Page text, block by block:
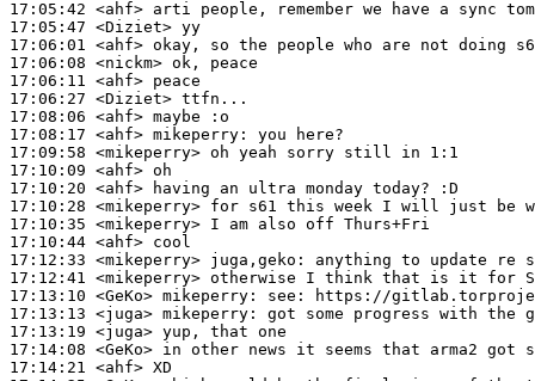
17:05:42 <ahf>
17:05:47 <Diziet>
17:06:01 <ahf>
17:06:08 <nickm>
17:06:11 <ahf>
17:06:27 <Diziet>
17:08:06 <ahf>
17:08:17 <ahf> mikeperry:
17:09:58 <mikeperry>
17:10:09 <ahf>
17:10:20 <ahf>
17:10:28 <mikeperry>
17:10:35 <mikeperry>
17:10:44 <ahf>
17:12:33 <mikeperry> juga,geko:
17:12:41 <mikeperry>
17:13:10 <GeKo> mikeperry:
17:13:13 <juga> mikeperry:
17:13:19 <juga>
17:14:08 <GeKo>
17:14:21 <ahf>